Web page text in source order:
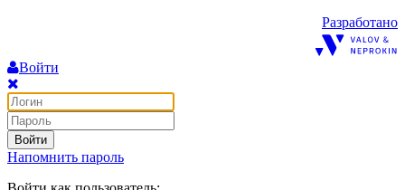
Разработано
Войти
Войти
Напомнить пароль